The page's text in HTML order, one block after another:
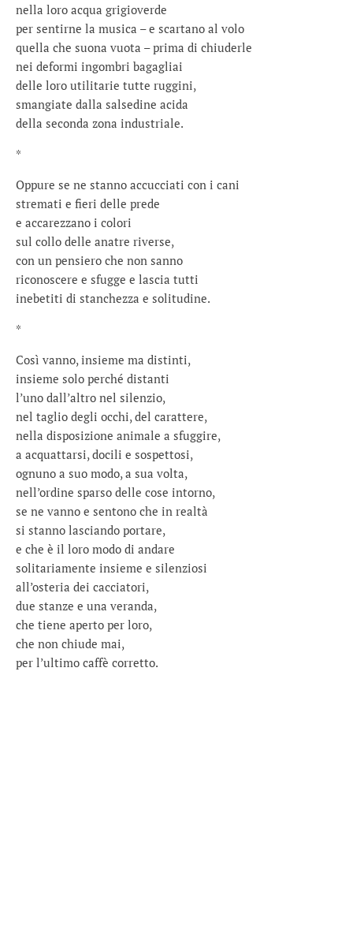
nella loro acqua grigioverde
per sentirne la musica – e scartano al volo
quella che suona vuota – prima di chiuderle
nei deformi ingombri bagagliai
delle loro utilitarie tutte ruggini,
smangiate dalla salsedine acida
della seconda zona industriale.
*
Oppure se ne stanno accucciati con i cani
stremati e fieri delle prede
e accarezzano i colori
sul collo delle anatre riverse,
con un pensiero che non sanno
riconoscere e sfugge e lascia tutti
inebetiti di stanchezza e solitudine.
*
Così vanno, insieme ma distinti,
insieme solo perché distanti
l’uno dall’altro nel silenzio,
nel taglio degli occhi, del carattere,
nella disposizione animale a sfuggire,
a acquattarsi, docili e sospettosi,
ognuno a suo modo, a sua volta,
nell’ordine sparso delle cose intorno,
se ne vanno e sentono che in realtà
si stanno lasciando portare,
e che è il loro modo di andare
solitariamente insieme e silenziosi
all’osteria dei cacciatori,
due stanze e una veranda,
che tiene aperto per loro,
che non chiude mai,
per l’ultimo caffè corretto.